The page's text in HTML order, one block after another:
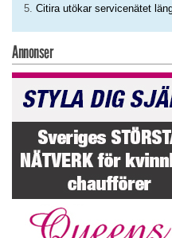
Citira utökar servicenätet
Annonser